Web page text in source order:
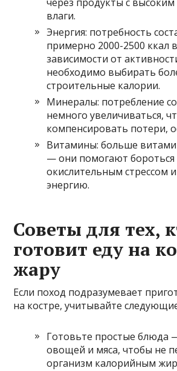
влаги.
Энергия: потребность
примерно 2000-2500 ккал
зависимости от
необходимо выбирать
строительные калории.
Минералы: потребление
немного увеличиваться,
компенсировать потери,
Витамины: больше
— они помогают бороться
окислительным стрессом
энергию.
Советы для тех,
готовит еду на
жару
Если поход подразумевает
на костре, учитывайте
Готовьте простые блюда
овощей и мяса, чтобы не
организм калорийным